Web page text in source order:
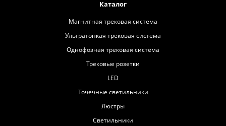
Каталог
Магнитная трековая система
Ультратонкая трековая система
Однофозная трековая система
Трековые розетки
LED
Точечные светильники
Люстры
Светильники